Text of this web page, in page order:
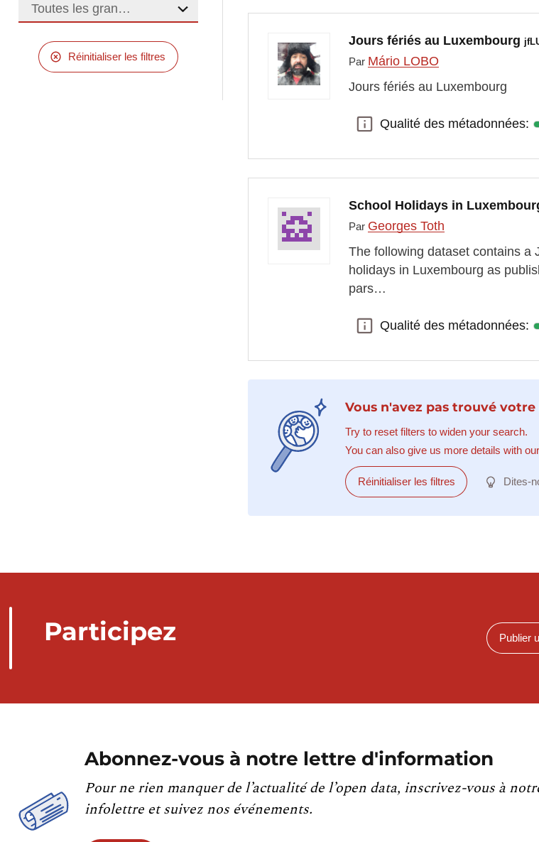
Toutes les granularités
Réinitialiser les filtres
Jours fériés au Luxembourg
Par Mário LOBO
Jours fériés au Luxembourg
Qualité des métadonnées:
Qualité des métadonnées:
School Holidays in
Par Georges Toth
The following dataset contains a
holidays in Luxembourg as
pars…
Qualité des métadonnées:
Qualité des métadonnées:
Vous n'avez pas trouvé
Try to reset filters to widen your search.
You can also give us more details with
Réinitialiser les filtres Dites-
Participez Publier
Abonnez-vous à notre lettre d'information
Pour ne rien manquer de l’actualité de l’open data, inscrivez-vous à
infolettre et suivez nos événements.